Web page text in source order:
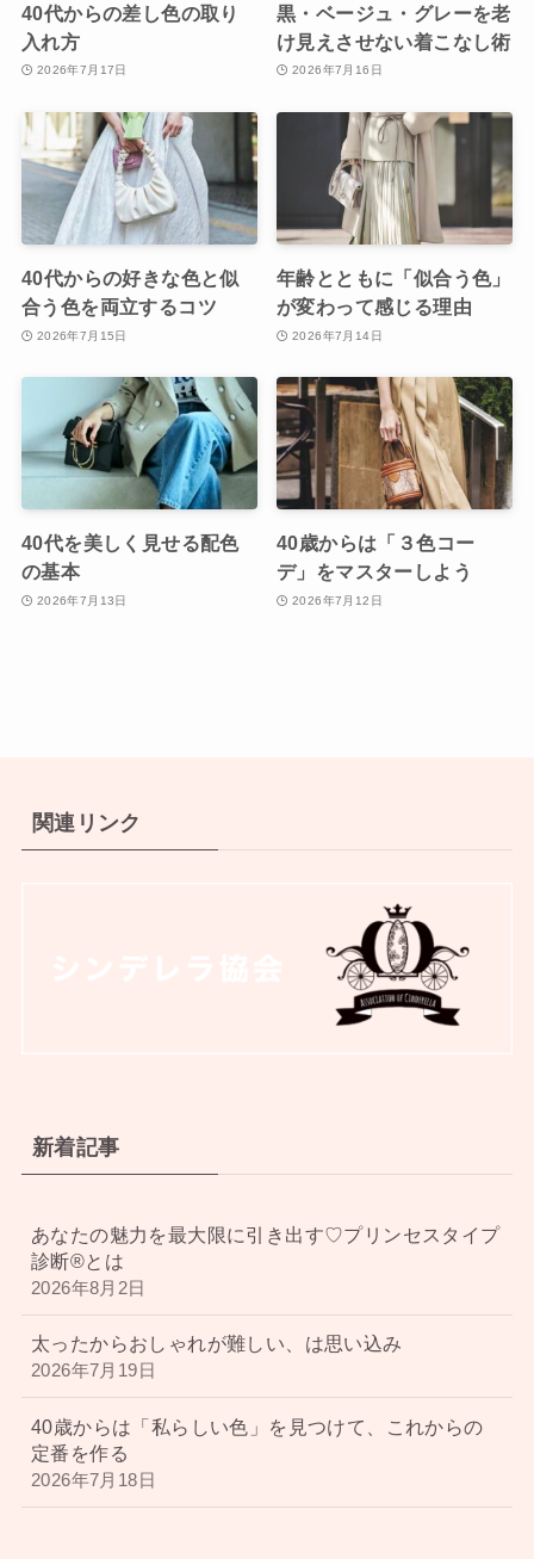
40代からの差し色の取り
入れ方
2026年7月17日
黒・ベージュ・グレーを老
け見えさせない着こなし術
2026年7月16日
40代からの好きな色と似
合う色を両立するコツ
2026年7月15日
年齢とともに「似合う色」
が変わって感じる理由
2026年7月14日
40代を美しく見せる配色
の基本
2026年7月13日
40歳からは「３色コー
デ」をマスターしよう
2026年7月12日
関連リンク
新着記事
あなたの魅力を最大限に引き出す♡プリンセスタイプ
診断®︎とは
2026年8月2日
太ったからおしゃれが難しい、は思い込み
2026年7月19日
40歳からは「私らしい色」を見つけて、これからの
定番を作る
2026年7月18日